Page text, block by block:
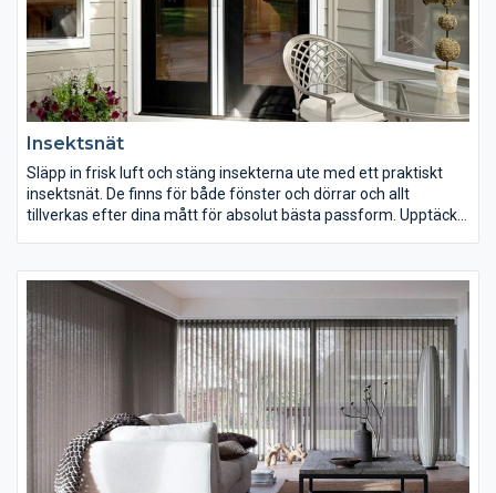
Insektsnät
Släpp in frisk luft och stäng insekterna ute med ett praktiskt
insektsnät. De finns för både fönster och dörrar och allt
tillverkas efter dina mått för absolut bästa passform. Upptäck